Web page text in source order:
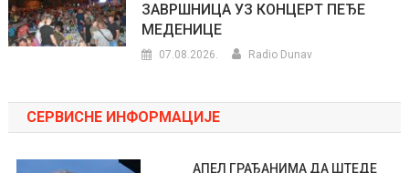
ЗАВРШНИЦА УЗ КОНЦЕРТ ПЕЂЕ
МЕДЕНИЦЕ
07.08.2026. Radio Dunav
СЕРВИСНЕ ИНФОРМАЦИЈЕ
АПЕЛ ГРАЂАНИМА ДА ШТЕДЕ